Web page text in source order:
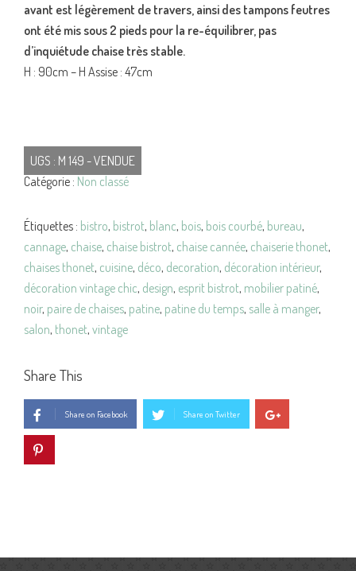
avant est légèrement de travers, ainsi des tampons feutres
ont été mis sous 2 pieds pour la re-équilibrer, pas
d’inquiétude chaise très stable.
H : 90cm – H Assise : 47cm
UGS : M 149 - VENDUE
Catégorie : Non classé
Étiquettes : bistro, bistrot, blanc, bois, bois courbé, bureau,
cannage, chaise, chaise bistrot, chaise cannée, chaiserie thonet,
chaises thonet, cuisine, déco, decoration, décoration intérieur,
décoration vintage chic, design, esprit bistrot, mobilier patiné,
noir, paire de chaises, patine, patine du temps, salle à manger,
salon, thonet, vintage
Share This
Share on Facebook Share on Twitter